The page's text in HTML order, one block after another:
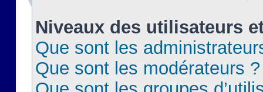
Niveaux des utilisateurs
Que sont les
Que sont les modérateurs ?